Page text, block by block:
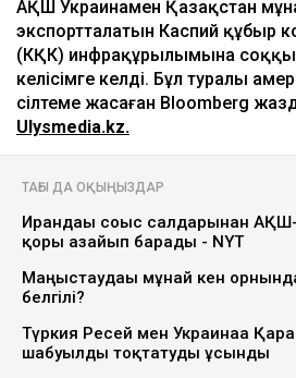
АҚШ Украинамен Қазақстан
экспортталатын Каспий құбыр
(КҚК) инфрақұрылымына соққы
келісімге келді. Бұл туралы
сілтеме жасаған Bloomberg
Ulysmedia.kz.
ТАҒЫ ДА ОҚЫҢЫЗДАР
Ирандағы соғыс салдарынан
қоры азайып барады - NYT
Маңғыстаудағы мұнай кен
белгілі?
Түркия Ресей мен Украинаға Қара
шабуылды тоқтатуды ұсынды